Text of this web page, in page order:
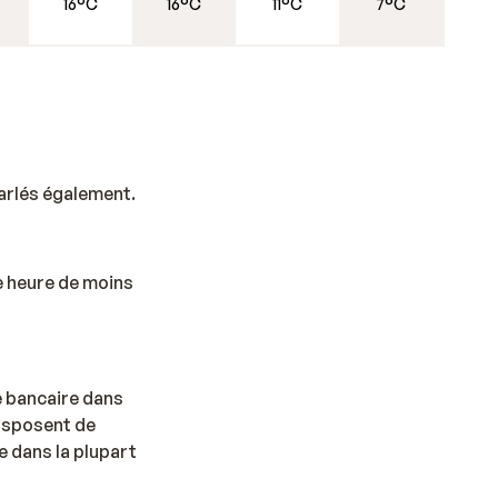
est
Que
16°C 16°C 11°C 7°C
également.
heure de moins
dans
de
dans la plupart